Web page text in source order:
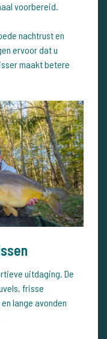
voorbereid.
nachtrust en
ervoor dat u
maakt betere
uitdaging. De
frisse
lange avonden